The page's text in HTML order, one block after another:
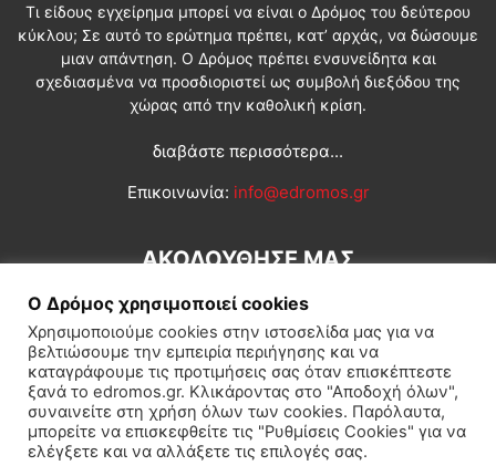
Τι είδους εγχείρημα μπορεί να είναι ο Δρόμος του δεύτερου
κύκλου; Σε αυτό το ερώτημα πρέπει, κατ’ αρχάς, να δώσουμε
μιαν απάντηση. Ο Δρόμος πρέπει ενσυνείδητα και
σχεδιασμένα να προσδιοριστεί ως συμβολή διεξόδου της
χώρας από την καθολική κρίση.
διαβάστε περισσότερα...
Επικοινωνία: info@edromos.gr
ΑΚΟΛΟΥΘΗΣΕ ΜΑΣ
Εγγραφή συνδρομητή Πολιτική Διεθνή Κοινωνία
Πολιτισμός Αφιερώματα
Ο Δρόμος χρησιμοποιεί cookies
Χρησιμοποιούμε cookies στην ιστοσελίδα μας για να
βελτιώσουμε την εμπειρία περιήγησης και να
καταγράφουμε τις προτιμήσεις σας όταν επισκέπτεστε
ξανά το edromos.gr. Κλικάροντας στο "Αποδοχή όλων",
συναινείτε στη χρήση όλων των cookies. Παρόλαυτα,
μπορείτε να επισκεφθείτε τις "Ρυθμίσεις Cookies" για να
ελέγξετε και να αλλάξετε τις επιλογές σας.